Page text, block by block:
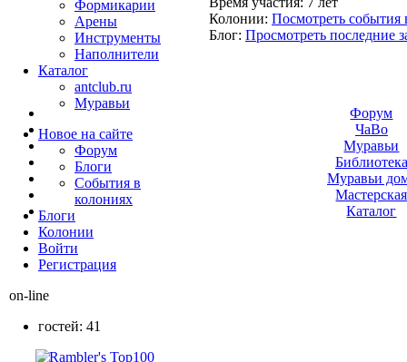
Колонии: Посмотреть события
Блог: Просмотреть последние
Формикарии
Арены
Инструменты
Наполнители
Каталог
antclub.ru
Муравьи
Новое на сайте
Форум
Блоги
События в
колониях
Блоги
Колонии
Войти
Peгиcтpaция
on-line
гостей: 41
Форум
ЧаВо
Муравьи
Библиотека
Муравьи
Мастерская
Каталог